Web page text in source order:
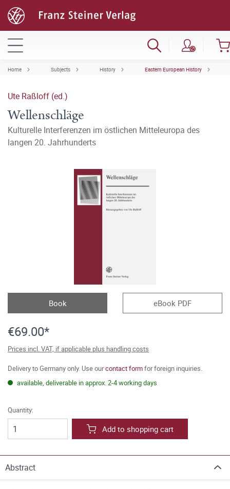
Home Subjects History Eastern European History
Ute Raßloff (ed.)
Wellenschläge
Kulturelle Interferenzen im östlichen Mitteleuropa des
langen 20. Jahrhunderts
Book eBook PDF
€69.00*
Prices incl. VAT, if applicable plus handling costs
Delivery to Germany only. Use ourcontact formfor foreign inquiries.
available, deliverable in approx. 2-4 working days
Quantity:
Add to shopping cart
Abstract